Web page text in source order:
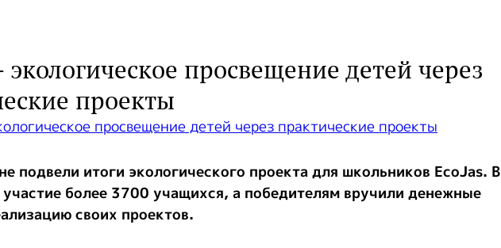
экологическое просвещение детей через
проекты
подвели итоги экологического проекта для школьников EcoJas. В
более 3700 учащихся, а победителям вручили денежные
своих проектов.